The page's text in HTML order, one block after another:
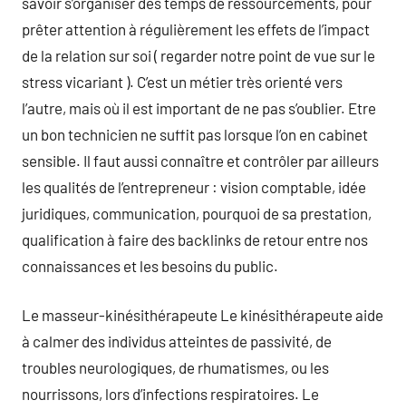
prêter attention à régulièrement les effets de l’impact
de la relation sur soi ( regarder notre point de vue sur le
stress vicariant ). C’est un métier très orienté vers
l’autre, mais où il est important de ne pas s’oublier. Etre
un bon technicien ne suffit pas lorsque l’on en cabinet
sensible. Il faut aussi connaître et contrôler par ailleurs
les qualités de l’entrepreneur : vision comptable, idée
juridiques, communication, pourquoi de sa prestation,
qualification à faire des backlinks de retour entre nos
connaissances et les besoins du public.
Le masseur-kinésithérapeute Le kinésithérapeute aide
à calmer des individus atteintes de passivité, de
troubles neurologiques, de rhumatismes, ou les
nourrissons, lors d’infections respiratoires. Le